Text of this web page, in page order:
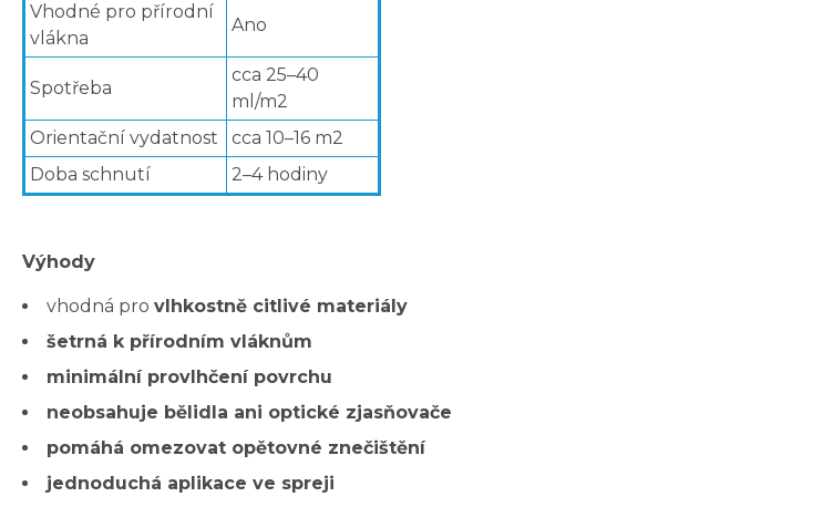
Vhodné pro přírodní
vlákna
Ano
Spotřeba
cca 25–40
ml/m2
Orientační vydatnost
cca 10–16 m2
Doba schnutí
2–4 hodiny
Výhody
vhodná pro vlhkostně citlivé materiály
šetrná k přírodním vláknům
minimální provlhčení povrchu
neobsahuje bělidla ani optické zjasňovače
pomáhá omezovat opětovné znečištění
jednoduchá aplikace ve spreji